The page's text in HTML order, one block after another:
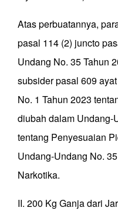
Atas perbuatannya,
pasal 114 (2) juncto
Undang No. 35 Tahun
subsider pasal 609
No. 1 Tahun 2023
diubah dalam Undang-
tentang Penyesuaian
Undang-Undang No.
Narkotika.
II. 200 Kg Ganja dari